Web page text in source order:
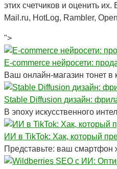
этих счетчиков и оценить
Mail.ru, HotLog, Rambler,
">
E-commerce нейросети:
Ваш онлайн-магазин тонет в
Stable Diffusion дизайн:
В эпоху искусственного
ИИ в TikTok: Хак, который
Представьте: ваш смартфон